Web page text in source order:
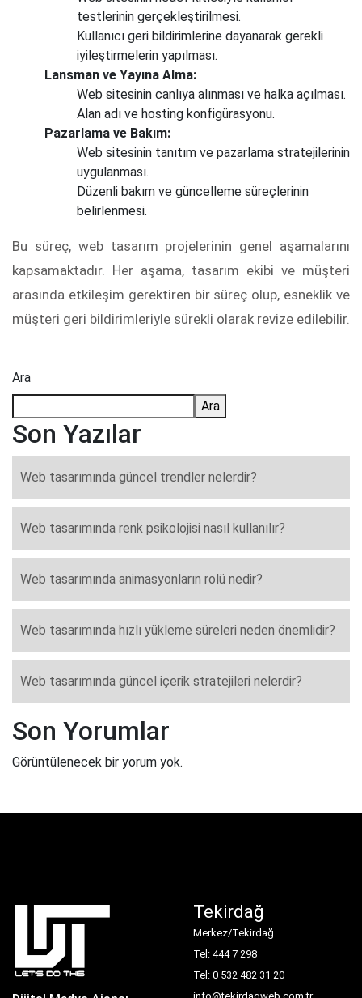
testlerinin gerçekleştirilmesi.
Kullanıcı geri bildirimlerine dayanarak gerekli
iyileştirmelerin yapılması.
Lansman ve Yayına Alma:
Web sitesinin canlıya alınması ve halka açılması.
Alan adı ve hosting konfigürasyonu.
Pazarlama ve Bakım:
Web sitesinin tanıtım ve pazarlama stratejilerinin
uygulanması.
Düzenli bakım ve güncelleme süreçlerinin
belirlenmesi.
Bu süreç, web tasarım projelerinin genel aşamalarını
kapsamaktadır. Her aşama, tasarım ekibi ve müşteri
arasında etkileşim gerektiren bir süreç olup, esneklik ve
müşteri geri bildirimleriyle sürekli olarak revize edilebilir.
Ara
Ara
Son Yazılar
Web tasarımında güncel trendler nelerdir?
Web tasarımında renk psikolojisi nasıl kullanılır?
Web tasarımında animasyonların rolü nedir?
Web tasarımında hızlı yükleme süreleri neden önemlidir?
Web tasarımında güncel içerik stratejileri nelerdir?
Son Yorumlar
Görüntülenecek bir yorum yok.
Tekirdağ
Merkez/Tekirdağ
Tel: 444 7 298
Tel: 0 532 482 31 20